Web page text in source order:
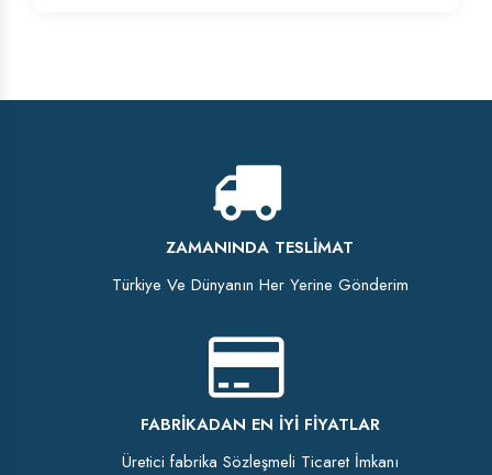
ZAMANINDA TESLIMAT
Türkiye Ve Dünyanın Her Yerine Gönderim
FABRIKADAN EN İYI FIYATLAR
Üretici fabrika Sözleşmeli Ticaret İmkanı